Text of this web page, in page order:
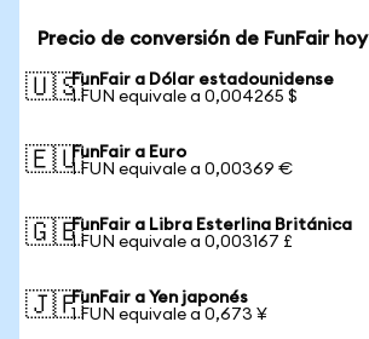
Precio de conversión de FunFair hoy
🇺🇸FunFair a Dólar estadounidense
1 FUN equivale a 0,004265 $
🇪🇺FunFair a Euro
1 FUN equivale a 0,00369 €
🇬🇧FunFair a Libra Esterlina Británica
1 FUN equivale a 0,003167 £
🇯🇵FunFair a Yen japonés
1 FUN equivale a 0,673 ¥